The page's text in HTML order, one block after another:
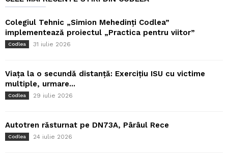
Colegiul Tehnic „Simion Mehedinți Codlea”
implementează proiectul „Practica pentru viitor”
Codlea 31 iulie 2026
Viața la o secundă distanță: Exercițiu ISU cu victime
multiple, urmare...
Codlea 29 iulie 2026
Autotren răsturnat pe DN73A, Pârâul Rece
Codlea 24 iulie 2026